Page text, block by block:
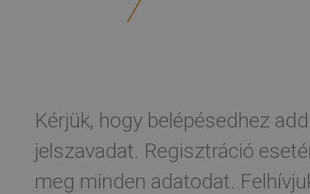
Kérjük, hogy belépésedhez
jelszavadat. Regisztráció
meg minden adatodat.